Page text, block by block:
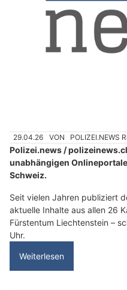
29.04.26 VON POLIZEI.NEWS
Polizei.news /
unabhängigen
Schweiz.
Seit vielen Jahren publiziert
aktuelle Inhalte aus allen 26
Fürstentum Liechtenstein –
Uhr.
Weiterlesen